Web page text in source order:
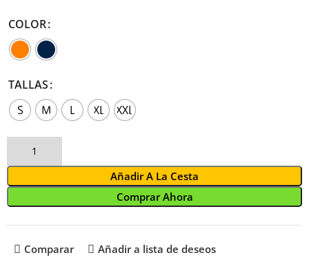
COLOR
TALLAS
S
M L XL XXL
Añadir A La Cesta
Comprar Ahora
Comparar Añadir a lista de deseos